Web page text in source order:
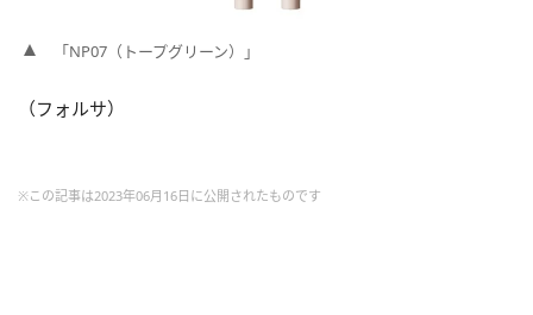
「NP07（トープグリーン）」
（フォルサ）
※この記事は2023年06月16日に公開されたものです